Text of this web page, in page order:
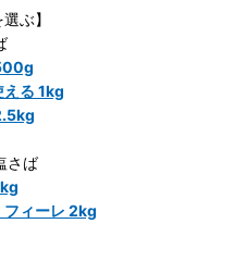
ぶ】
える 1kg
さば
フィーレ 2kg